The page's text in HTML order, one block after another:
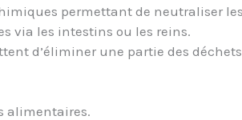
permettant de neutraliser
via les intestins ou les reins.
d’éliminer une partie des
alimentaires.